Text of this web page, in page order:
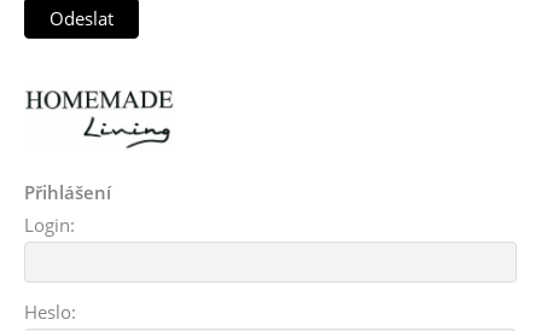
Přihlášení
Login:
Heslo: